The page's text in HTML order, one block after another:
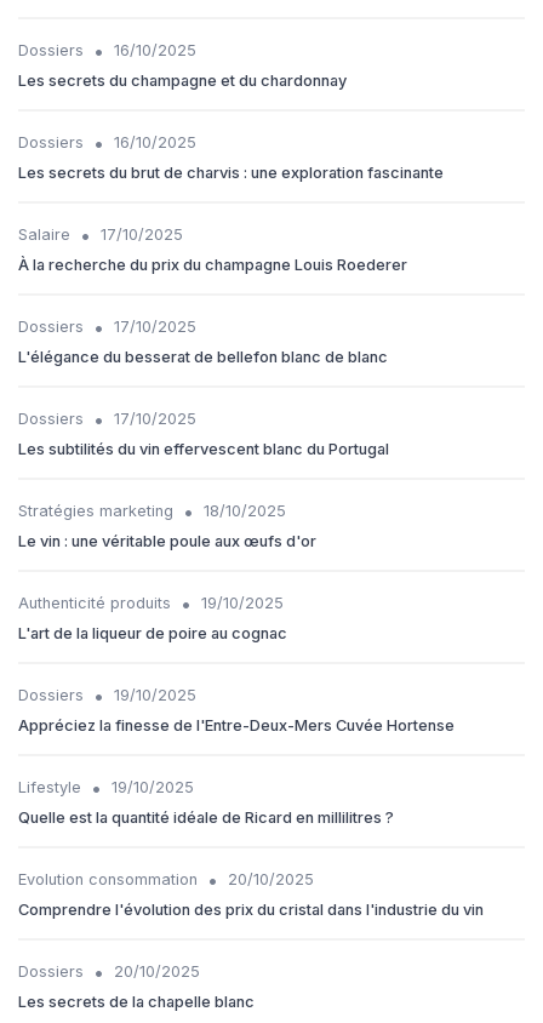
Dossiers •
16/10/2025
Les secrets du champagne et du chardonnay
Dossiers •
16/10/2025
Les secrets du brut de charvis : une exploration fascinante
Salaire •
17/10/2025
À la recherche du prix du champagne Louis Roederer
Dossiers •
17/10/2025
L'élégance du besserat de bellefon blanc de blanc
Dossiers •
17/10/2025
Les subtilités du vin effervescent blanc du Portugal
Stratégies marketing •
18/10/2025
Le vin : une véritable poule aux œufs d'or
Authenticité produits •
19/10/2025
L'art de la liqueur de poire au cognac
Dossiers •
19/10/2025
Appréciez la finesse de l'Entre-Deux-Mers Cuvée Hortense
Lifestyle •
19/10/2025
Quelle est la quantité idéale de Ricard en millilitres ?
Evolution consommation •
20/10/2025
Comprendre l'évolution des prix du cristal dans l'industrie du vin
Dossiers •
20/10/2025
Les secrets de la chapelle blanc